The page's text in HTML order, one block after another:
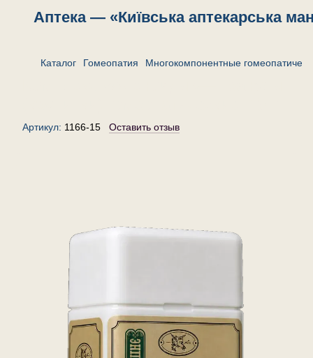
Аптека — «Київська аптекарська
Каталог Гомеопатия Многокомпонентные
Артикул: 1166-15 Оставить отзыв